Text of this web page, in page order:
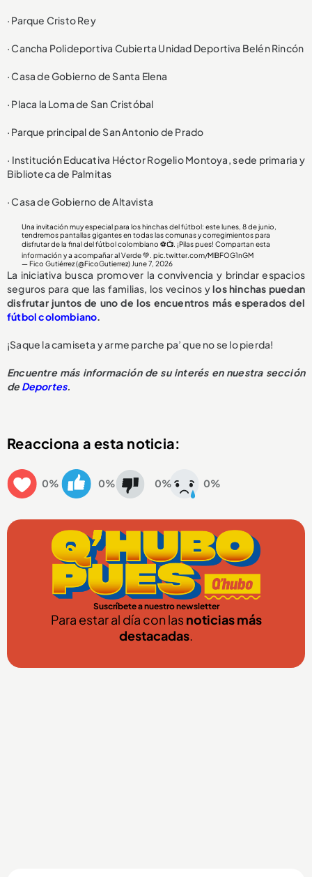
· Parque Cristo Rey
· Cancha Polideportiva Cubierta Unidad Deportiva Belén Rincón
· Casa de Gobierno de Santa Elena
· Placa la Loma de San Cristóbal
· Parque principal de San Antonio de Prado
· Institución Educativa Héctor Rogelio Montoya, sede primaria y
Biblioteca de Palmitas
· Casa de Gobierno de Altavista
Una invitación muy especial para los hinchas del fútbol: este lunes, 8 de junio,
tendremos pantallas gigantes en todas las comunas y corregimientos para
disfrutar de la final del fútbol colombiano ⚽️📺. ¡Pilas pues! Compartan esta
información y a acompañar al Verde 💚.pic.twitter.com/MlBFOG1nGM
— Fico Gutiérrez (@FicoGutierrez)June 7, 2026
La iniciativa busca promover la convivencia y brindar espacios
seguros para que las familias, los vecinos ylos hinchas puedan
disfrutar juntos de uno de los encuentros más esperados del
fútbol colombiano.
¡Saque la camiseta y arme parche pa’ que no se lo pierda!
Encuentre más información de su interés en nuestra sección
deDeportes.
Reacciona a esta noticia:
0% 0% 0% 0%
Suscríbete a nuestro newsletter
Para estar al día con lasnoticias más
destacadas.